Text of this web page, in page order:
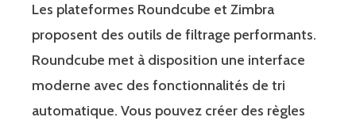
Les plateformes Roundcube et Zimbra
proposent des outils de filtrage performants.
Roundcube met à disposition une interface
moderne avec des fonctionnalités de tri
automatique. Vous pouvez créer des règles